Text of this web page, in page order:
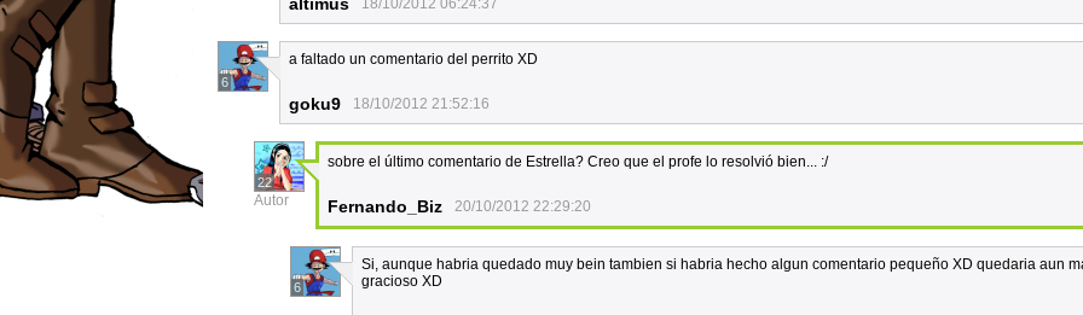
18/10/2012 06:24:37
6
a faltado un comentario del perrito XD
goku9 18/10/2012 21:52:16
22
Autor
sobre el último comentario de Estrella? Creo que el profe lo resolvió bien... :/
Fernando_Biz 20/10/2012 22:29:20
6
Si, aunque habria quedado muy bein tambien si habria hecho algun comentario pequeño XD quedaria aun
gracioso XD